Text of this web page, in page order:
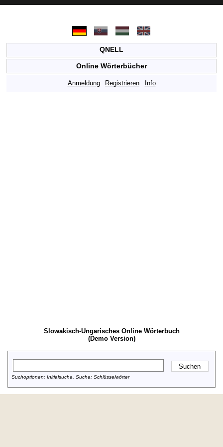
QNELL
Online Wörterbücher
Anmeldung Registrieren Info
Slowakisch-Ungarisches Online Wörterbuch
(Demo Version)
Suchoptionen: Initialsuche, Suche: Schlüsselwörter